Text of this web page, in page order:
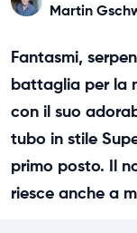
Martin
Fantasmi,
battaglia per la
con il suo
tubo in stile
primo posto. Il
riesce anche a